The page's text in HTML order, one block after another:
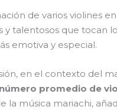
de varios violines
y talentosos que tocan
emotiva y especial.
en el contexto del
promedio de
la música mariachi,